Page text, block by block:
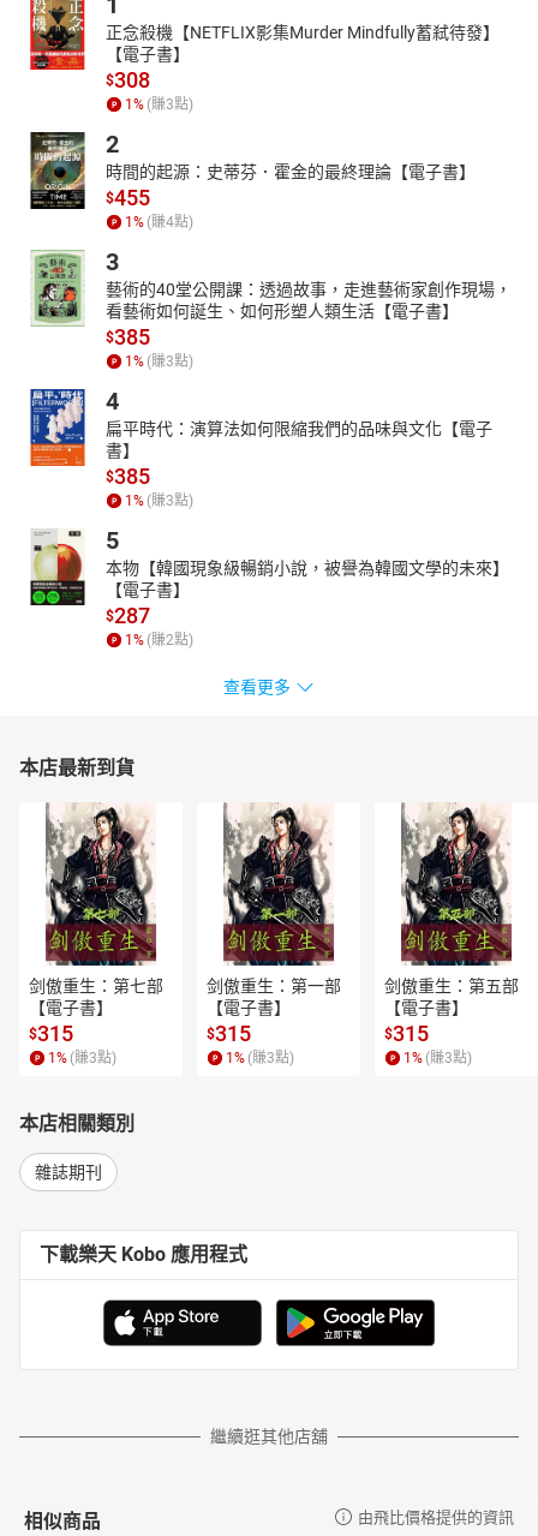
在換上「吃花色」吧！
Jewelry Watch
裡。
巴塞爾的大未來
薑終究是老的辣！即便一波又一波突發事件衝擊，本屆Baselworld
低潮中，逐漸走上革新之路。
Lifestyle
Have A Nice Stay
擁有129 間客房的台北金普頓酒店，風格簡潔而優雅，在低調時髦
的空氣中又帶著一定的溫度，每一位旅客都能在此找到家的感覺。
Eataipei
Mother I LOVE U
這是全家歡慶母親節的幸福月份，別忘了要安排時間和家人一起、
用美味的料理度過歡樂的時光！
正念殺機【NETFLIX影集Murder Mindfully蓄弒待發】
【電子書】
$308
1 % (賺3點)
2
時間的起源：史蒂芬．霍金的最終理論【電子書】
$455
1 % (賺4點)
3
藝術的40堂公開課：透過故事，走進藝術家創作現場，
看藝術如何誕生、如何形塑人類生活【電子書】
$385
1 % (賺3點)
4
扁平時代：演算法如何限縮我們的品味與文化【電子
書】
$385
1 % (賺3點)
5
本物【韓國現象級暢銷小說，被譽為韓國文學的未來】
【電子書】
$287
1 % (賺2點)
查看更多
本店最新到貨
剑傲重生：第七部
【電子書】
$315
1 % (賺3點)
剑傲重生：第一部
【電子書】
$315
1 % (賺3點)
剑傲重生：第五部
【電子書】
$315
1 % (賺3點)
本店相關類別
雜誌期刊
下載樂天 Kobo 應用程式
繼續逛其他店舖
相似商品 由飛比價格提供的資訊